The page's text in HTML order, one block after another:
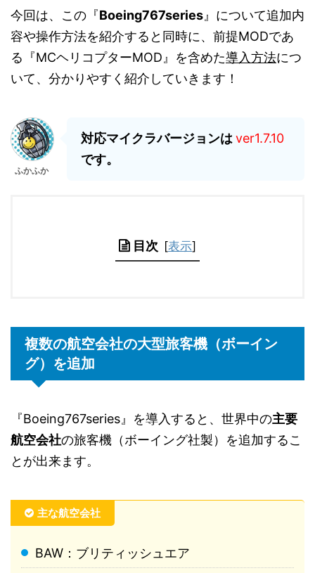
今回は、この『Boeing767series 』について追加内
容や操作方法を紹介すると同時に、前提MODであ
る『MCヘリコプターMOD』を含めた導入方法につ
いて、分かりやすく紹介していきます！
ふかふか
対応マイクラバージョンは ver1.7.10
です。
目次 [表示]
複数の航空会社の大型旅客機（ボーイン
グ）を追加
『Boeing767series』を導入すると、世界中の主要
航空会社の旅客機（ボーイング社製）を追加するこ
とが出来ます。
主な航空会社
BAW：ブリティッシュエア